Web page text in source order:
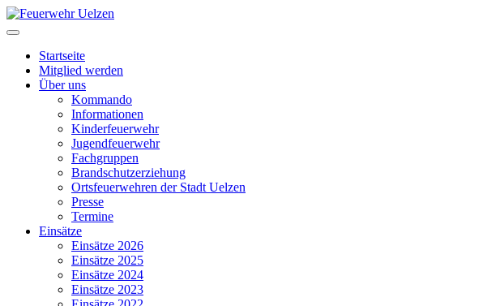
Startseite
Mitglied werden
Über uns
Kommando
Informationen
Kinderfeuerwehr
Jugendfeuerwehr
Fachgruppen
Brandschutzerziehung
Ortsfeuerwehren der Stadt Uelzen
Presse
Termine
Einsätze
Einsätze 2026
Einsätze 2025
Einsätze 2024
Einsätze 2023